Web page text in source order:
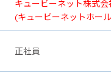
キュービーネット株式会
(キュービーネットホー
正社員